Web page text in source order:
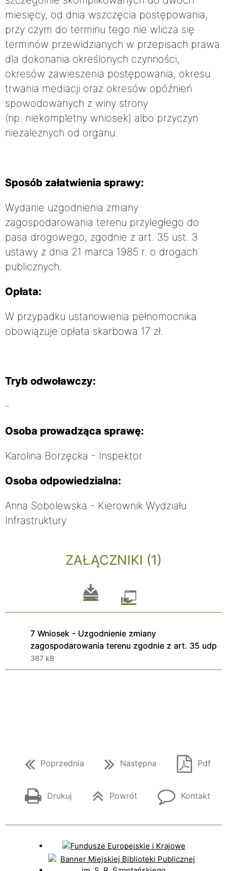
miesięcy, od dnia wszczęcia postępowania,
przy czym do terminu tego nie wlicza się
terminów przewidzianych w przepisach prawa
dla dokonania określonych czynności,
okresów zawieszenia postępowania, okresu
trwania mediacji oraz okresów opóźnień
spowodowanych z winy strony
(np. niekompletny wniosek) albo przyczyn
niezależnych od organu.
Sposób załatwienia sprawy:
Wydanie uzgodnienia zmiany
zagospodarowania terenu przyległego do
pasa drogowego, zgodnie z art. 35 ust. 3
ustawy z dnia 21 marca 1985 r. o drogach
publicznych.
Opłata:
W przypadku ustanowienia pełnomocnika
obowiązuje opłata skarbowa 17 zł.
Tryb odwoławczy:
-
Osoba prowadząca sprawę:
Karolina Borzęcka - Inspektor
Osoba odpowiedzialna:
Anna Sobolewska - Kierownik Wydziału
Infrastruktury
ZAŁĄCZNIKI (1)
7 Wniosek - Uzgodnienie zmiany
zagospodarowania terenu zgodnie z art. 35 udp
367 kB
Poprzednia Następna Pdf
Drukuj Powrót Kontakt